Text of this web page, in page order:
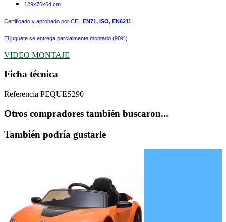
129x76x64 cm
Certificado y aprobado por CE: EN71, ISO, EN6211
El juguete se entrega parcialmente montado (90%).
VIDEO MONTAJE
Ficha técnica
Referencia PEQUES290
Otros compradores también buscaron...
También podría gustarle